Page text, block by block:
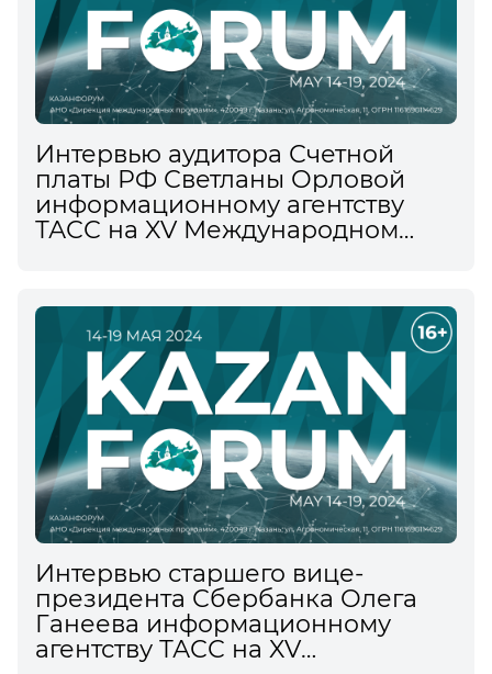
Интервью аудитора Счетной
платы РФ Светланы Орловой
информационному агентству
ТАСС на XV Международном
Интервью старшего вице-
президента Сбербанка Олега
Ганеева информационному
агентству ТАСС на XV